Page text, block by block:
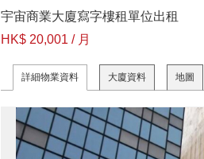
宇宙商業大廈寫字樓租單位出租
HK$ 20,001 / 月
詳細物業資料 大廈資料 地圖